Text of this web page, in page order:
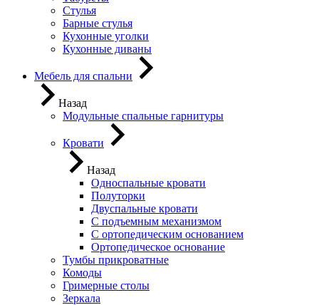
Стулья
Барные стулья
Кухонные уголки
Кухонные диваны
Мебель для спальни
Назад
Модульные спальные гарнитуры
Кровати
Назад
Односпальные кровати
Полуторки
Двуспальные кровати
С подъемным механизмом
С ортопедическим основанием
Ортопедическое основание
Тумбы прикроватные
Комоды
Гримерные столы
Зеркала